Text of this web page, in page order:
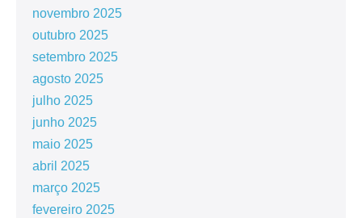
novembro 2025
outubro 2025
setembro 2025
agosto 2025
julho 2025
junho 2025
maio 2025
abril 2025
março 2025
fevereiro 2025